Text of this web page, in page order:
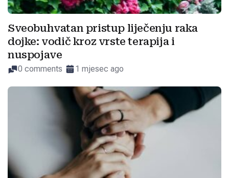
Sveobuhvatan pristup liječenju raka
dojke: vodič kroz vrste terapija i
nuspojave
0 comments 1 mjesec ago